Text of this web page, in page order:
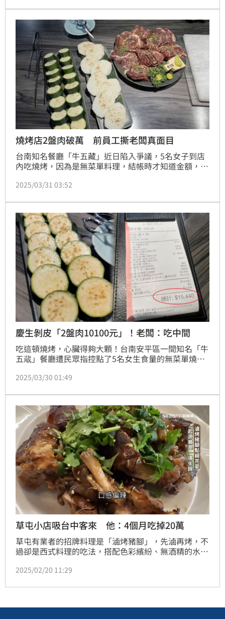
露價格，市長黃偉哲也說會迅速查核，確保台南「美食
之都」的聲譽。
燒烤店2盤肉破萬 前員工撕老闆真面目
台南知名餐廳「牛五藏」近日陷入爭議，5名女子到店
內吃燒烤，因為是無菜單料理，結帳時才知道金額，結
880元，2盤燒肉就破萬，而且換木炭也要錢。不只如
2025/03/31 03:52
慶生剝皮「2盤肉10100元」！老闆：吃中間
吃這頓燒烤，心臟得夠大顆！台南安平區一間知名「牛
五蔵」餐廳遭民眾指控點了5名女生食量的無菜單燒
大家，點菜前記得詢問價格！」並附上明細，2盤肉分
元，甚至連木炭也要收錢，挨批剝皮消費者，吃出貧富
差距。對此，劉姓業者出面解釋，店內主打火鍋，燒烤
是無菜單料理，食材都是「去頭去尾」吃中間最精華。
2025/03/30 01:49
草屯小店吸台中客來 他：4個月吃掉20萬
草屯有業者的招牌料理是「滷烤豬腳」，先滷再烤，不
過卻是西式料理的吃法，搭配色彩繽紛、無酒精的水果
2025/02/20 11:29